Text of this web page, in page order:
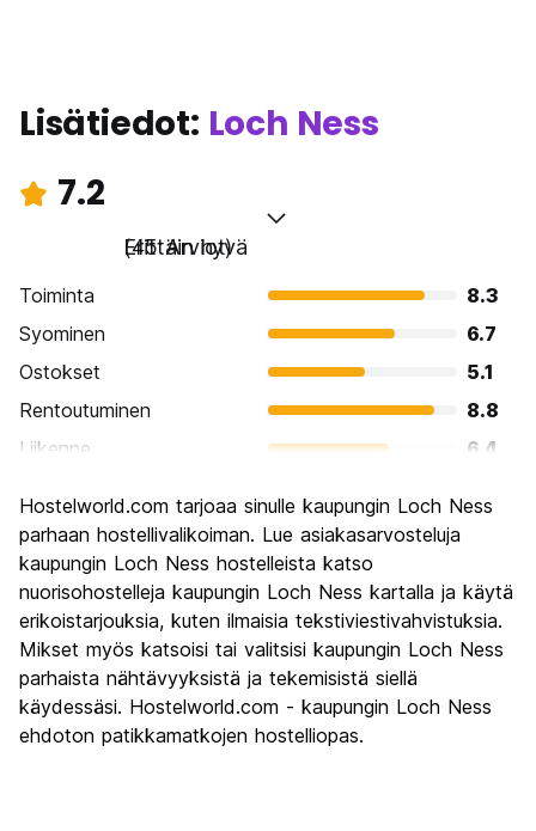
Lisätiedot: Loch Ness
7.2
Erittäin hyvä
(45 Arviot)
Toiminta
8.3
Syominen
6.7
Ostokset
5.1
Rentoutuminen
8.8
Liikenne
6.4
Kulttuuri
Yöelämä
Rahanarvoinen
8.0
Hostelworld.com tarjoaa sinulle kaupungin Loch Ness
parhaan hostellivalikoiman. Lue asiakasarvosteluja
kaupungin Loch Ness hostelleista katso
nuorisohostelleja kaupungin Loch Ness kartalla ja käytä
erikoistarjouksia, kuten ilmaisia tekstiviestivahvistuksia.
Mikset myös katsoisi tai valitsisi kaupungin Loch Ness
parhaista nähtävyyksistä ja tekemisistä siellä
käydessäsi. Hostelworld.com - kaupungin Loch Ness
ehdoton patikkamatkojen hostelliopas.